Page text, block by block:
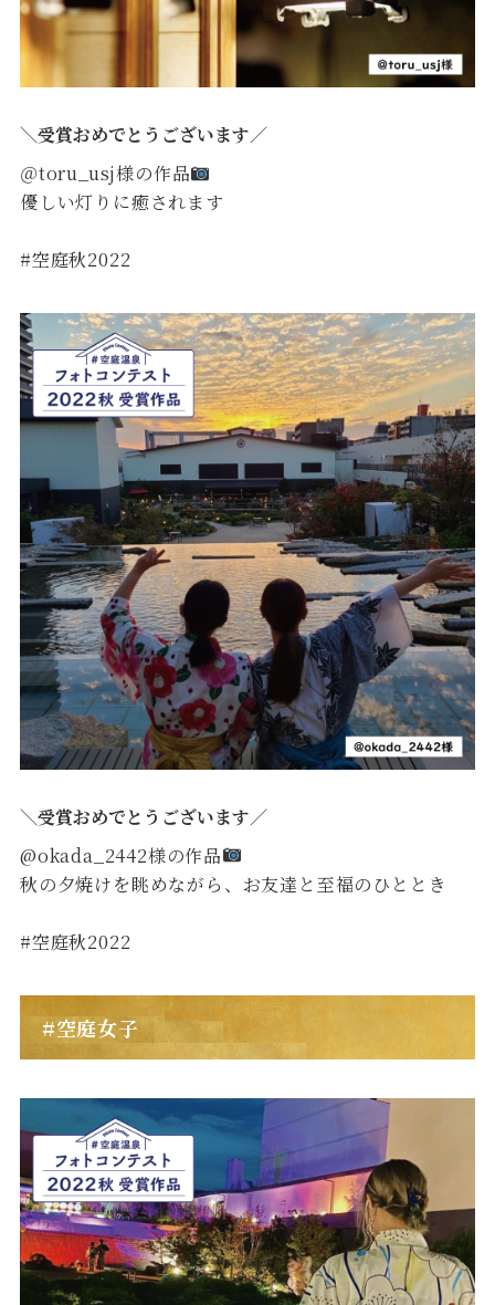
＼受賞おめでとうございます／
＠toru_usj様の作品
優しい灯りに癒されます
#空庭秋2022
＼受賞おめでとうございます／
@okada_2442様の作品
秋の夕焼けを眺めながら、お友達と至福のひととき
#空庭秋2022
#空庭女子